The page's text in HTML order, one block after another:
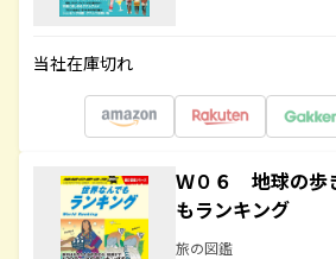
当社在庫切れ
Ｗ０６ 地球の歩
もランキング
旅の図鑑